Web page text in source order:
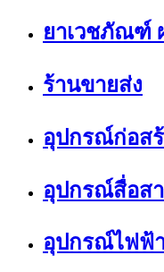
ยาเวชภัณฑ์
ร้านขายส่ง
อุปกรณ์ก่อส
อุปกรณ์สื่อส
อุปกรณ์ไฟฟ้